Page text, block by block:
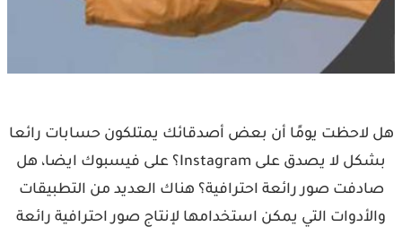
هل لاحظت يومًا أن بعض أصدقائك يمتلكون حسابات رائعا
بشكل لا يصدق على Instagram؟ على فيسبوك ايضا، هل
صادفت صور رائعة احترافية؟ هناك العديد من التطبيقات
والأدوات التي يمكن استخدامها لإنتاج صور احترافية رائعة